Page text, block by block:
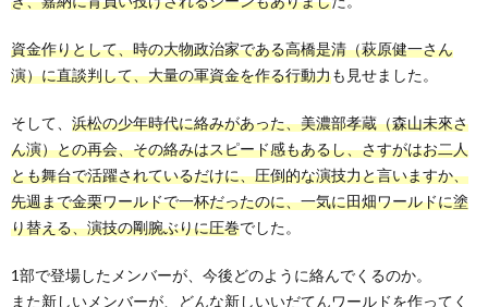
資金作りとして、時の大物政治家である高橋是清（萩原健一さん
演）に直談判して、大量の軍資金を作る行動力も見せました。
そして、 浜松の少年時代に絡みがあった、美濃部孝蔵（森山未來さ
ん演）との再会、その絡みはスピード感もあるし、さすがはお二人
とも舞台で活躍されているだけに、圧倒的な演技力と言いますか、
先週まで金栗ワールドで一杯だったのに、一気に田畑ワールドに塗
り替える、演技の剛腕ぶりに圧巻でした。
1部で登場したメンバーが、今後どのように絡んでくるのか。
また新しいメンバーが、どんな新しいいだてんワールドを作ってく